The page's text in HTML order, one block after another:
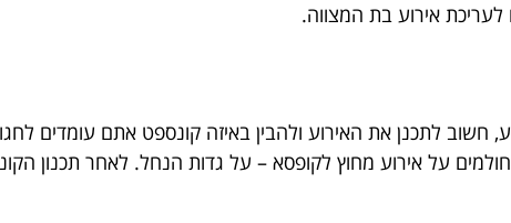
אירוע בת המצווה.
חשוב לתכנן את האירוע ולהבין באיזה קונספט אתם עומדים
על אירוע מחוץ לקופסא – על גדות הנחל. לאחר תכנון